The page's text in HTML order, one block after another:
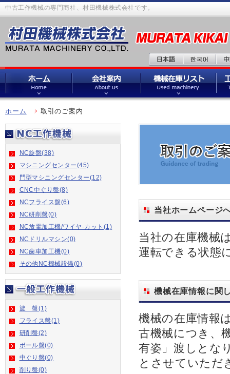
中古工作機械の専門商社、村田機械株式会社です。
ホーム 取引のご案内
NC旋盤(38)
マシニングセンター(45)
門型マシニングセンター(12)
CNC中ぐり盤(8)
NCフライス盤(6)
NC研削盤(0)
NC放電加工機/ワイヤ-カット(1)
NCドリルマシン(0)
NC歯車加工機(0)
その他NC機械設備(0)
旋 盤(1)
フライス盤(1)
研削盤(2)
ボール盤(0)
中ぐり盤(0)
削り盤(0)
当社ホームページ
当社の在庫機械
運転できる状態
機械在庫情報に関
機械の在庫情報
古機械につき、
有姿」渡しとな
とさせていただ